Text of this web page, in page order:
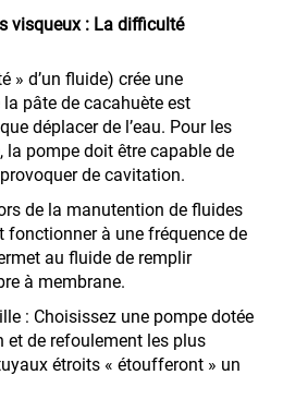
visqueux : La difficulté
» d’un fluide) crée une
pâte de cacahuète est
déplacer de l’eau. Pour les
pompe doit être capable de
de cavitation.
de la manutention de fluides
fonctionner à une fréquence de
au fluide de remplir
à membrane.
: Choisissez une pompe dotée
et de refoulement les plus
étroits « étoufferont » un